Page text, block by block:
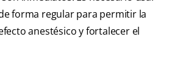
forma regular para permitir la
anestésico y fortalecer el